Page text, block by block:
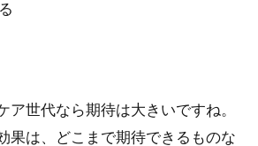
ア世代なら期待は大きいですね。
果は、どこまで期待できるものな